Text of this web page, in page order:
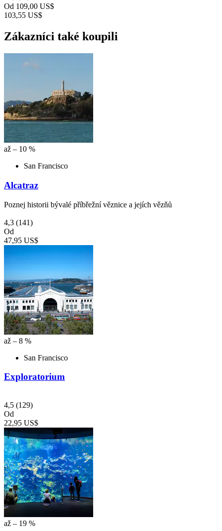
Od 109,00 US$
103,55 US$
Zákazníci také koupili
až – 10 %
San Francisco
Alcatraz
Poznej historii bývalé příbřežní věznice a jejích vězňů
4,3 (141)
Od
47,95 US$
až – 8 %
San Francisco
Exploratorium
4,5 (129)
Od
22,95 US$
až – 19 %